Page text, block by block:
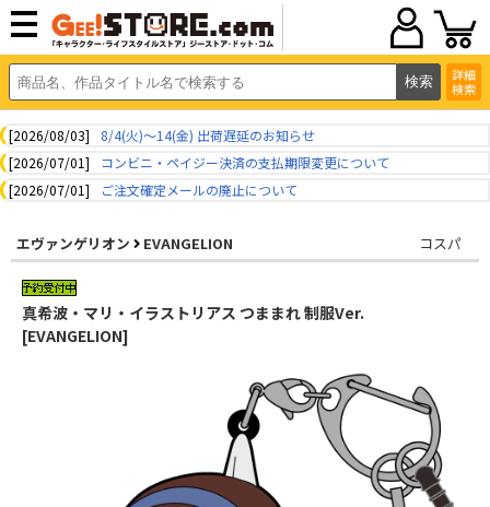
詳細
検索
[2026/08/03]
8/4(火)～14(金) 出荷遅延のお知らせ
[2026/07/01]
コンビニ・ペイジー決済の支払期限変更について
[2026/07/01]
ご注文確定メールの廃止について
エヴァンゲリオン EVANGELION コスパ
真希波・マリ・イラストリアス つままれ 制服Ver.
[EVANGELION]